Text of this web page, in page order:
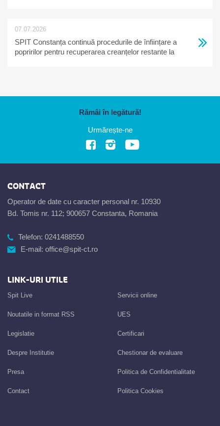
07.07.2026
SPIT Constanța continuă procedurile de înființare a
popririlor pentru recuperarea creanțelor restante la
Rămâi în legătură!
Urmărește-ne
CONTACT
Operator de date cu caracter personal nr. 10930
Bd. Tomis nr. 112; 900657 Constanta, Romania
Telefon: 0241488550
E-mail: office@spit-ct.ro
LINK-URI UTILE
Spit Live
Noutatile in format RSS
Legislatie
Despre Institutie
Presa
Contact
Servicii online
UES
Certificari
Chestionar de evaluare
Politica de Confidentialitate
Politica Cookies